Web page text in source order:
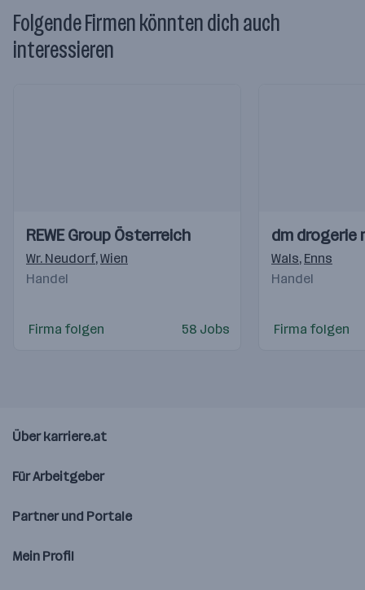
Folgende Firmen könnten dich auch
interessieren
Videos
Einblicke
Einblicke
REWE Group Österreich
Wr. Neudorf,Wien
Handel
Firma folgen 58 Jobs
Videos
Einblicke
Einblicke
dm drogerie
Wals, Enns
Handel
Firma folgen
Über karriere.at
Für Arbeitgeber
Partner und Portale
Mein Profil